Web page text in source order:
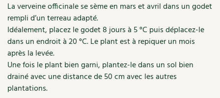
Techniques, conservation, organisation
Agenda, calendrier
NOUVEAUTÉS
Feuilleter le catalogue
Cuisine saine
Alimentation et nutrition
Recettes de printemps
Recettes par type de plat
Les 4 saisons & vous
Questions à la rédaction
La verveine officinale se sème en mars et avril dans un godet
rempli d’un terreau adapté.
Idéalement, placez le godet 8 jours à 5 °C puis déplacez-le
dans un endroit à 20 °C. Le plant est à repiquer un mois
après la levée.
Une fois le plant bien garni, plantez-le dans un sol bien
drainé avec une distance de 50 cm avec les autres
plantations.